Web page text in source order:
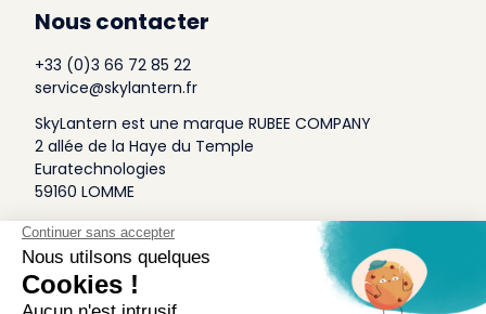
Nous contacter
+33 (0)3 66 72 85 22
service@skylantern.fr
SkyLantern est une marque RUBEE COMPANY
2 allée de la Haye du Temple
Euratechnologies
59160 LOMME
A Propos
Qui sommes-nous
Conditions générales de Vente